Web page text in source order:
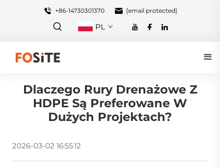
+86-14730301370 [email protected]
PL
Dlaczego Rury Drenażowe Z
HDPE Są Preferowane W
Dużych Projektach?
2026-03-02 16:55:12